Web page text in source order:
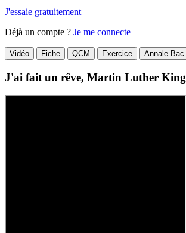
J'essaie gratuitement
Déjà un compte ? Je me connecte
Vidéo Fiche QCM Exercice Annale Bac
J'ai fait un rêve, Martin Luther King